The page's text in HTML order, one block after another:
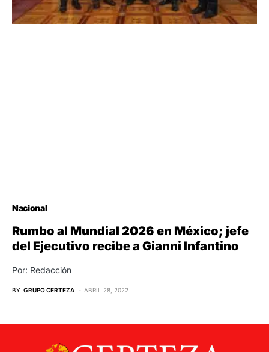
Nacional
Rumbo al Mundial 2026 en México; jefe
del Ejecutivo recibe a Gianni Infantino
Por: Redacción
BY GRUPO CERTEZA ABRIL 28, 2022